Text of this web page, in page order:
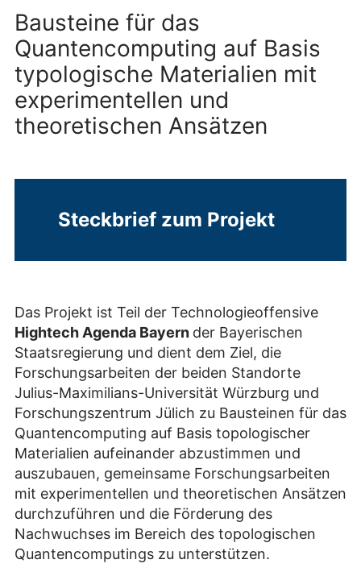
Bausteine für das
Quantencomputing auf Basis
typologische Materialien mit
experimentellen und
theoretischen Ansätzen
Steckbrief zum Projekt
Das Projekt ist Teil der Technologieoffensive
Hightech Agenda Bayern der Bayerischen
Staatsregierung und dient dem Ziel, die
Forschungsarbeiten der beiden Standorte
Julius-Maximilians-Universität Würzburg und
Forschungszentrum Jülich zu Bausteinen für das
Quantencomputing auf Basis topologischer
Materialien aufeinander abzustimmen und
auszubauen, gemeinsame Forschungsarbeiten
mit experimentellen und theoretischen Ansätzen
durchzuführen und die Förderung des
Nachwuchses im Bereich des topologischen
Quantencomputings zu unterstützen.